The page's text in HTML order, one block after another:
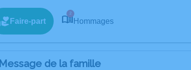
Faire-part
2
Hommages
Message de la famille